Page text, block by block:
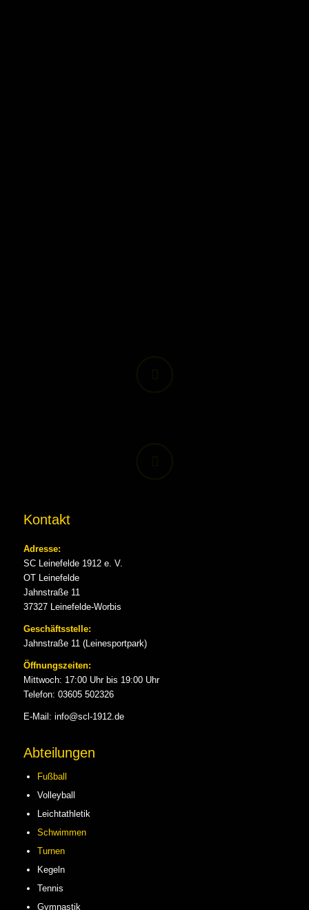
Kontakt
Adresse:
SC Leinefelde 1912 e. V.
OT Leinefelde
Jahnstraße 11
37327 Leinefelde-Worbis
Geschäftsstelle:
Jahnstraße 11 (Leinesportpark)
Öffnungszeiten:
Mittwoch: 17:00 Uhr bis 19:00 Uhr
Telefon: 03605 502326
E-Mail: info@scl-1912.de
Abteilungen
Fußball
Volleyball
Leichtathletik
Schwimmen
Turnen
Kegeln
Tennis
Gymnastik